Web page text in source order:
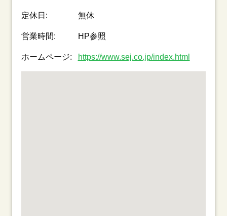
定休日: 無休
営業時間: HP参照
ホームページ: https://www.sej.co.jp/index.html